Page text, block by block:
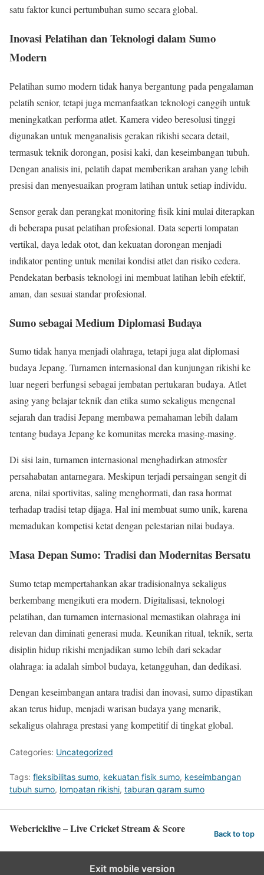
satu faktor kunci pertumbuhan sumo secara global.
Inovasi Pelatihan dan Teknologi dalam Sumo
Modern
Pelatihan sumo modern tidak hanya bergantung pada pengalaman
pelatih senior, tetapi juga memanfaatkan teknologi canggih untuk
meningkatkan performa atlet. Kamera video beresolusi tinggi
digunakan untuk menganalisis gerakan rikishi secara detail,
termasuk teknik dorongan, posisi kaki, dan keseimbangan tubuh.
Dengan analisis ini, pelatih dapat memberikan arahan yang lebih
presisi dan menyesuaikan program latihan untuk setiap individu.
Sensor gerak dan perangkat monitoring fisik kini mulai diterapkan
di beberapa pusat pelatihan profesional. Data seperti lompatan
vertikal, daya ledak otot, dan kekuatan dorongan menjadi
indikator penting untuk menilai kondisi atlet dan risiko cedera.
Pendekatan berbasis teknologi ini membuat latihan lebih efektif,
aman, dan sesuai standar profesional.
Sumo sebagai Medium Diplomasi Budaya
Sumo tidak hanya menjadi olahraga, tetapi juga alat diplomasi
budaya Jepang. Turnamen internasional dan kunjungan rikishi ke
luar negeri berfungsi sebagai jembatan pertukaran budaya. Atlet
asing yang belajar teknik dan etika sumo sekaligus mengenal
sejarah dan tradisi Jepang membawa pemahaman lebih dalam
tentang budaya Jepang ke komunitas mereka masing-masing.
Di sisi lain, turnamen internasional menghadirkan atmosfer
persahabatan antarnegara. Meskipun terjadi persaingan sengit di
arena, nilai sportivitas, saling menghormati, dan rasa hormat
terhadap tradisi tetap dijaga. Hal ini membuat sumo unik, karena
memadukan kompetisi ketat dengan pelestarian nilai budaya.
Masa Depan Sumo: Tradisi dan Modernitas Bersatu
Sumo tetap mempertahankan akar tradisionalnya sekaligus
berkembang mengikuti era modern. Digitalisasi, teknologi
pelatihan, dan turnamen internasional memastikan olahraga ini
relevan dan diminati generasi muda. Keunikan ritual, teknik, serta
disiplin hidup rikishi menjadikan sumo lebih dari sekadar
olahraga: ia adalah simbol budaya, ketangguhan, dan dedikasi.
Dengan keseimbangan antara tradisi dan inovasi, sumo dipastikan
akan terus hidup, menjadi warisan budaya yang menarik,
sekaligus olahraga prestasi yang kompetitif di tingkat global.
Categories: Uncategorized
Tags: fleksibilitas sumo, kekuatan fisik sumo, keseimbangan
tubuh sumo, lompatan rikishi, taburan garam sumo
Webcricklive – Live Cricket Stream & Score Back to top
Exit mobile version